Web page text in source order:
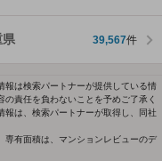
県 39,567件
報は検索パートナーが提供している情
責任を負わないことを予めご了承く
は、検索パートナーが取得し、同社
専有面積は、マンションレビューのデ